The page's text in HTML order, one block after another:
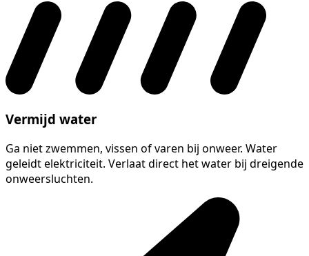
Vermijd water
Ga niet zwemmen, vissen of varen bij onweer. Water
geleidt elektriciteit. Verlaat direct het water bij dreigende
onweersluchten.